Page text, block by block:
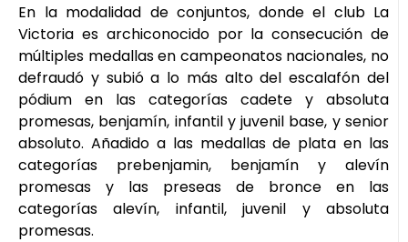
En la modalidad de conjuntos, donde el club La
Victoria es archiconocido por la consecución de
múltiples medallas en campeonatos nacionales, no
defraudó y subió a lo más alto del escalafón del
pódium en las categorías cadete y absoluta
promesas, benjamín, infantil y juvenil base, y senior
absoluto. Añadido a las medallas de plata en las
categorías prebenjamin, benjamín y alevín
promesas y las preseas de bronce en las
categorías alevín, infantil, juvenil y absoluta
promesas.